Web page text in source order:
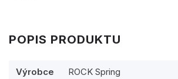
POPIS PRODUKTU
Výrobce ROCK Spring